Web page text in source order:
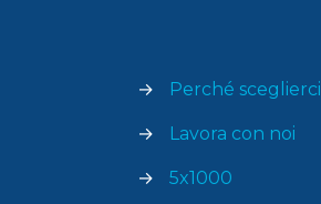
→ Perché sceglierci
→ Lavora con noi
→ 5x1000